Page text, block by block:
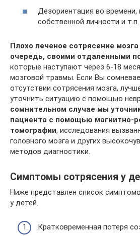
Дезориентация во времени,
собственной личности и т.п.
Плохо леченое сотрясение
очередь, своими отдаленными
которые наступают через 6-18
мозговой травмы. Если Вы
отсутствии сотрясения мозга,
уточнить ситуацию с помощью
сомнительном случае мы
пациента с помощью магнитно-
томографии, исследования
головного мозга и других
методов диагностики.
Симптомы сотрясения у
Ниже представлен список
у детей.
Кратковременная потеря